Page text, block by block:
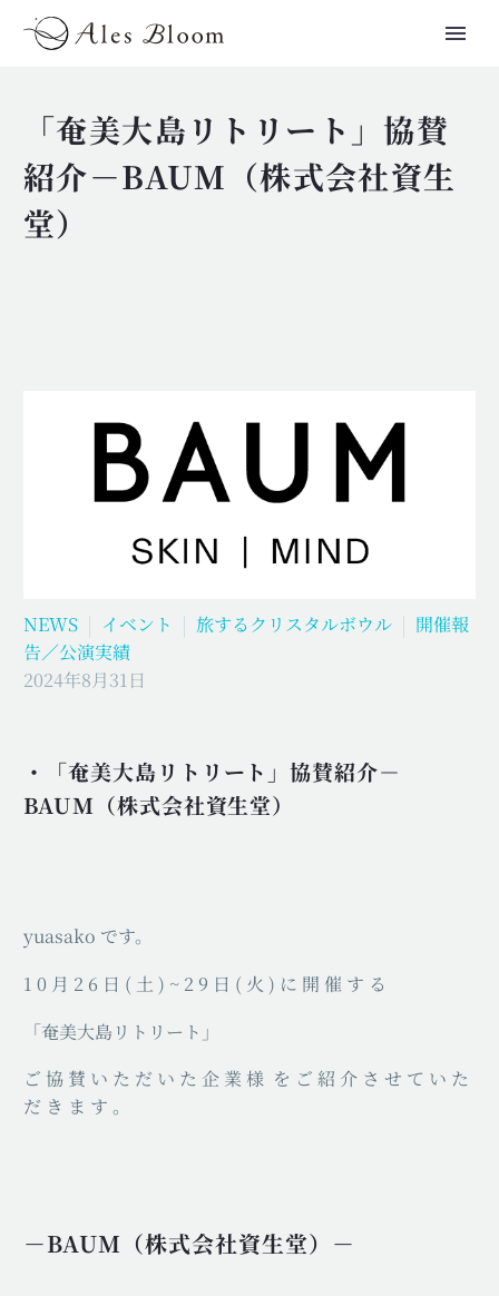
「奄美大島リトリート」協賛
紹介－BAUM（株式会社資生
堂）
NEWS イベント 旅するクリスタルボウル
開催報
告／公演実績
2024年8月31日
・「奄美大島リトリート」協賛紹介－
BAUM（株式会社資生堂）
yuasako です。
1 0 月 2 6 日 ( 土 ) ~ 2 9 日 ( 火 ) に 開 催 す る
「奄美大島リトリート」
ご 協 賛 い た だ い た 企 業 様 を ご 紹 介 さ せ て い た
だ き ま す 。
－BAUM（株式会社資生堂）－